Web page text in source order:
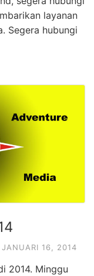
layanan
Segera hubungi
JANUARI 16, 2014
2014. Minggu